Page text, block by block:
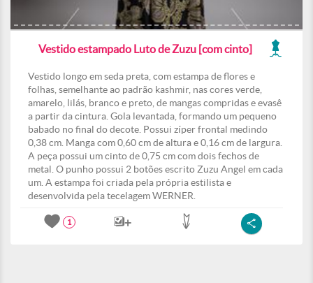
Vestido estampado Luto de Zuzu [com cinto]
Vestido longo em seda preta, com estampa de flores e
folhas, semelhante ao padrão kashmir, nas cores verde,
amarelo, lilás, branco e preto, de mangas compridas e evasê
a partir da cintura. Gola levantada, formando um pequeno
babado no final do decote. Possui zíper frontal medindo
0,38 cm. Manga com 0,60 cm de altura e 0,16 cm de largura.
A peça possui um cinto de 0,75 cm com dois fechos de
metal. O punho possui 2 botões escrito Zuzu Angel em cada
um. A estampa foi criada pela própria estilista e
desenvolvida pela tecelagem WERNER.
1